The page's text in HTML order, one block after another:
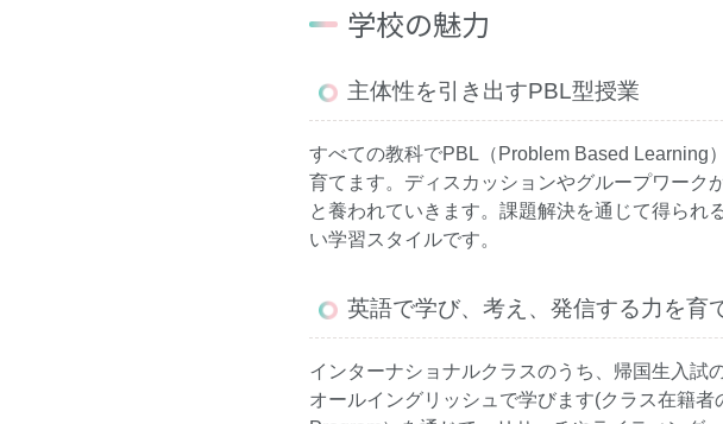
学校の魅力
主体性を引き出すPBL型授業
すべての教科でPBL（Problem Based Learning
育てます。ディスカッションやグループワーク
と養われていきます。課題解決を通じて得られ
い学習スタイルです。
英語で学び、考え、発信する力を育
インターナショナルクラスのうち、帰国生入試
オールイングリッシュで学びます(クラス在籍